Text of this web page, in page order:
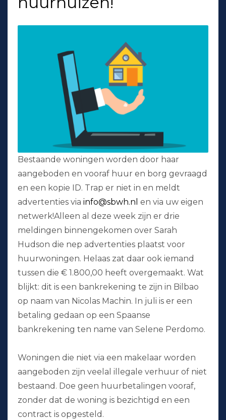
Bestaande woningen worden door haar
aangeboden en vooraf huur en borg gevraagd
en een kopie ID. Trap er niet in en meldt
advertenties via info@sbwh.nl en via uw eigen
netwerk!Alleen al deze week zijn er drie
meldingen binnengekomen over Sarah
Hudson die nep advertenties plaatst voor
huurwoningen. Helaas zat daar ook iemand
tussen die € 1.800,00 heeft overgemaakt. Wat
blijkt: dit is een bankrekening te zijn in Bilbao
op naam van Nicolas Machin. In juli is er een
betaling gedaan op een Spaanse
bankrekening ten name van Selene Perdomo.
Woningen die niet via een makelaar worden
aangeboden zijn veelal illegale verhuur of niet
bestaand. Doe geen huurbetalingen vooraf,
zonder dat de woning is bezichtigd en een
contract is opgesteld.